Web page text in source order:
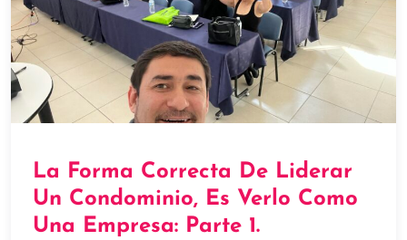
La Forma Correcta De Liderar
Un Condominio, Es Verlo Como
Una Empresa: Parte 1.